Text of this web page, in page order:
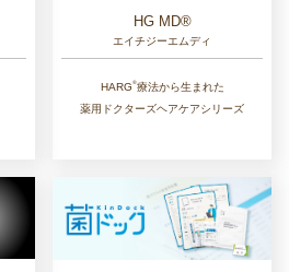
HG MD®
エイチジーエムディ
HARG®︎療法から生まれた
薬用ドクターズヘアケアシリーズ